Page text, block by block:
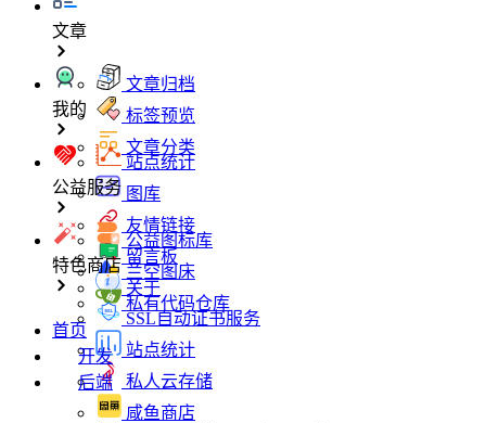
文章
文章归档
标签预览
文章分类
我的
站点统计
图库
友情链接
留言板
关于
公益服务
公益图标库
兰空图床
私有代码仓库
特色商店
SSL自动证书服务
站点统计
私人云存储
咸鱼商店
首页
开发
后端